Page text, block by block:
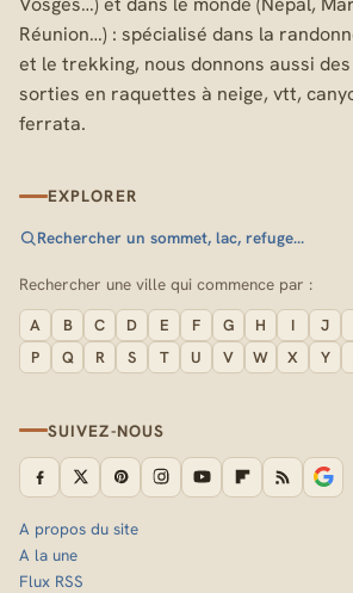
Réunion…) : spécialisé dans la
et le trekking, nous donnons aussi
sorties en raquettes à neige, vtt,
ferrata.
EXPLORER
Rechercher un sommet, lac, refuge…
Rechercher une ville qui commence par :
A B C D E F G H I J
P
Q R S T U V W X Y
SUIVEZ-NOUS
A propos du site
A la une
Flux RSS